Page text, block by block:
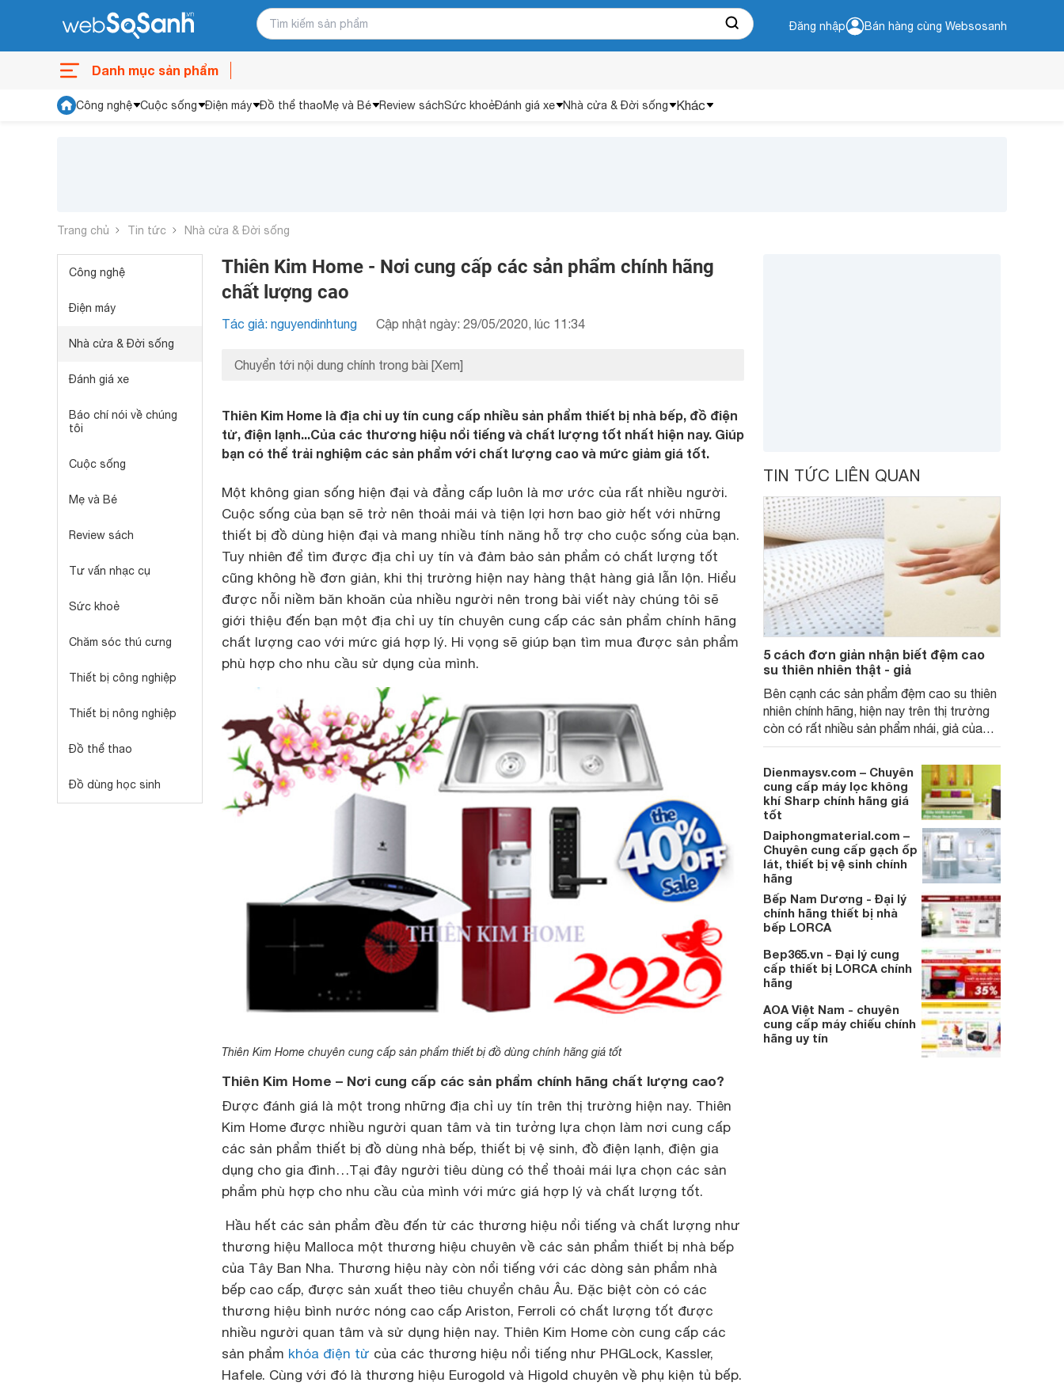
Đăng nhập Bán hàng cùng Websosanh
Danh mục sản phẩm
Công nghệ Cuộc sống Điện máy Đồ thể thaoMẹ và Bé Review sáchSức khoẻĐánh giá xe Nhà cửa & Đời sống Khác
Trang chủ Tin tức Nhà cửa & Đời sống
Công nghệ
Điện máy
Nhà cửa & Đời sống
Đánh giá xe
Báo chí nói về chúng
tôi
Cuộc sống
Mẹ và Bé
Review sách
Tư vấn nhạc cụ
Sức khoẻ
Chăm sóc thú cưng
Thiết bị công nghiệp
Thiết bị nông nghiệp
Đồ thể thao
Đồ dùng học sinh
Thiên Kim Home - Nơi cung cấp các sản phẩm chính hãng
chất lượng cao
Tác giả: nguyendinhtung Cập nhật ngày: 29/05/2020, lúc 11:34
Chuyển tới nội dung chính trong bài [Xem]
Thiên Kim Home là địa chỉ uy tín cung cấp nhiều sản phẩm thiết bị nhà bếp, đồ điện
tử, điện lạnh...Của các thương hiệu nổi tiếng và chất lượng tốt nhất hiện nay. Giúp
bạn có thể trải nghiệm các sản phẩm với chất lượng cao và mức giảm giá tốt.
Một không gian sống hiện đại và đẳng cấp luôn là mơ ước của rất nhiều người.
Cuộc sống của bạn sẽ trở nên thoải mái và tiện lợi hơn bao giờ hết với những
thiết bị đồ dùng hiện đại và mang nhiều tính năng hỗ trợ cho cuộc sống của bạn.
Tuy nhiên để tìm được địa chỉ uy tín và đảm bảo sản phẩm có chất lượng tốt
cũng không hề đơn giản, khi thị trường hiện nay hàng thật hàng giả lẫn lộn. Hiểu
được nỗi niềm băn khoăn của nhiều người nên trong bài viết này chúng tôi sẽ
giới thiệu đến bạn một địa chỉ uy tín chuyên cung cấp các sản phẩm chính hãng
chất lượng cao với mức giá hợp lý. Hi vọng sẽ giúp bạn tìm mua được sản phẩm
phù hợp cho nhu cầu sử dụng của mình.
Thiên Kim Home chuyên cung cấp sản phẩm thiết bị đồ dùng chính hãng giá tốt
Thiên Kim Home – Nơi cung cấp các sản phẩm chính hãng chất lượng cao?
Được đánh giá là một trong những địa chỉ uy tín trên thị trường hiện nay. Thiên
Kim Home được nhiều người quan tâm và tin tưởng lựa chọn làm nơi cung cấp
các sản phẩm thiết bị đồ dùng nhà bếp, thiết bị vệ sinh, đồ điện lạnh, điện gia
dụng cho gia đình…Tại đây người tiêu dùng có thể thoải mái lựa chọn các sản
phẩm phù hợp cho nhu cầu của mình với mức giá hợp lý và chất lượng tốt.
Hầu hết các sản phẩm đều đến từ các thương hiệu nổi tiếng và chất lượng như
thương hiệu Malloca một thương hiệu chuyên về các sản phẩm thiết bị nhà bếp
của Tây Ban Nha. Thương hiệu này còn nổi tiếng với các dòng sản phẩm nhà
bếp cao cấp, được sản xuất theo tiêu chuyển châu Âu. Đặc biệt còn có các
thương hiệu bình nước nóng cao cấp Ariston, Ferroli có chất lượng tốt được
nhiều người quan tâm và sử dụng hiện nay. Thiên Kim Home còn cung cấp các
sản phẩm khóa điện từ của các thương hiệu nổi tiếng như PHGLock, Kassler,
Hafele. Cùng với đó là thương hiệu Eurogold và Higold chuyên về phụ kiện tủ bếp.
TIN TỨC LIÊN QUAN
5 cách đơn giản nhận biết đệm cao
su thiên nhiên thật - giả
Bên cạnh các sản phẩm đệm cao su thiên
nhiên chính hãng, hiện nay trên thị trường
còn có rất nhiều sản phẩm nhái, giả của
các thương hiệu lớn bày bán trộn lẫn. Vậy
làm cách nào để phân biệt được đệm cao
su thật – giả?
Dienmaysv.com – Chuyên
cung cấp máy lọc không
khí Sharp chính hãng giá
tốt
Daiphongmaterial.com –
Chuyên cung cấp gạch ốp
lát, thiết bị vệ sinh chính
hãng
Bếp Nam Dương - Đại lý
chính hãng thiết bị nhà
bếp LORCA
Bep365.vn - Đại lý cung
cấp thiết bị LORCA chính
hãng
AOA Việt Nam - chuyên
cung cấp máy chiếu chính
hãng uy tín